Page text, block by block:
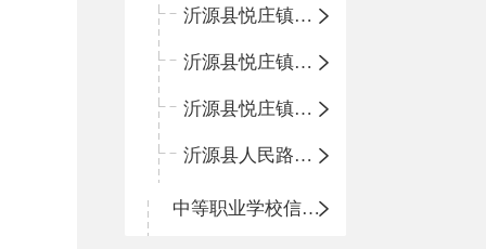
沂源县悦庄镇青龙山小学
沂源县悦庄镇鲍庄完小
沂源县悦庄镇赵庄小学
沂源县人民路小学
中等职业学校信息公开